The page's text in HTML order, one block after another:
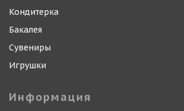
Кондитерка
Бакалея
Сувениры
Игрушки
Информация